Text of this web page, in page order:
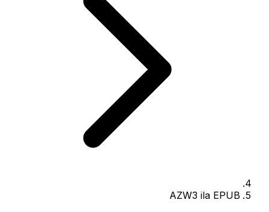
AZW3 ila EPUB